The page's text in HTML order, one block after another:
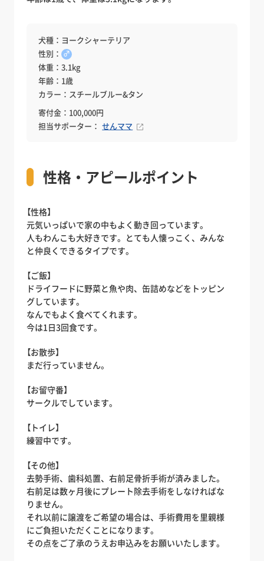
犬種：ヨークシャーテリア
性別：♂
体重：3.1kg
年齢：1歳
カラー：スチールブルー&タン
寄付金：100,000円
担当サポーター： せんママ
性格・アピールポイント
【性格】
元気いっぱいで家の中もよく動き回っています。
人もわんこも大好きです。とても人懐っこく、みんな
と仲良くできるタイプです。
【ご飯】
ドライフードに野菜と魚や肉、缶詰めなどをトッピン
グしています。
なんでもよく食べてくれます。
今は1日3回食です。
【お散歩】
まだ行っていません。
【お留守番】
サークルでしています。
【トイレ】
練習中です。
【その他】
去勢手術、歯科処置、右前足骨折手術が済みました。
右前足は数ヶ月後にプレート除去手術をしなければな
りません。
それ以前に譲渡をご希望の場合は、手術費用を里親様
にご負担いただくことになります。
その点をご了承のうえお申込みをお願いいたします。